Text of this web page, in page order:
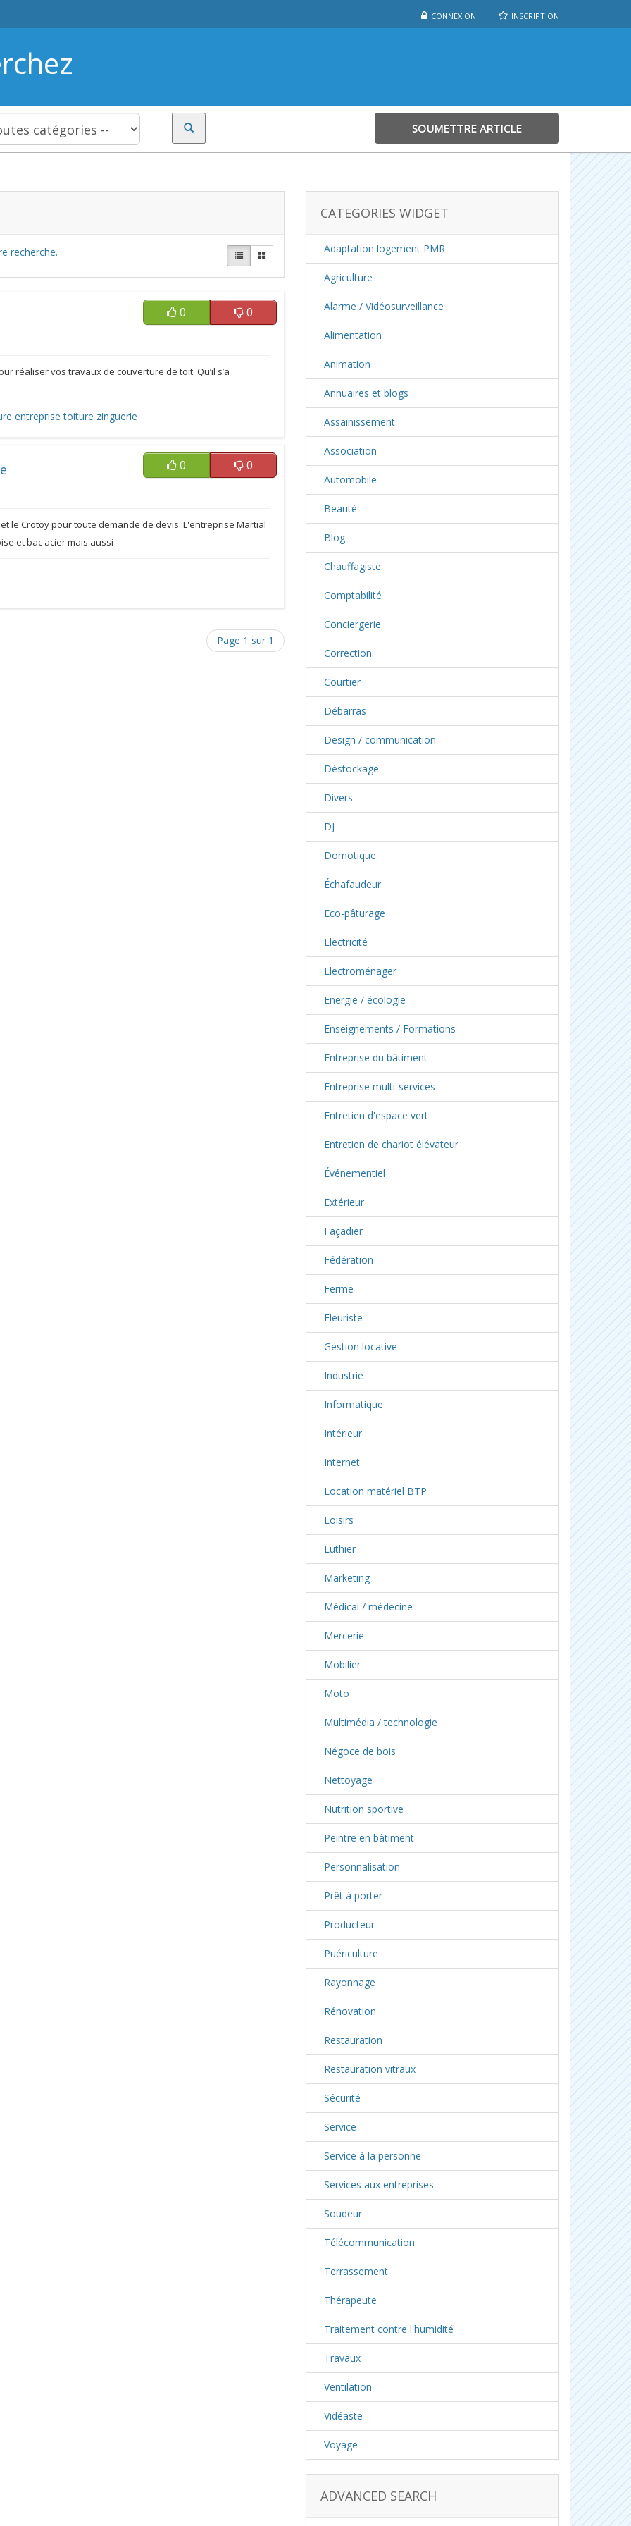
CONNEXION INSCRIPTION
SOUMETTRE ARTICLE
recherche.
0 0
réaliser vos travaux de couverture de toit. Qu’il s’a
entreprise toiture zinguerie
0 0
le Crotoy pour toute demande de devis. L'entreprise Martial
et bac acier mais aussi
Page 1 sur 1
CATEGORIES WIDGET
Adaptation logement PMR
Agriculture
Alarme / Vidéosurveillance
Alimentation
Animation
Annuaires et blogs
Assainissement
Association
Automobile
Beauté
Blog
Chauffagiste
Comptabilité
Conciergerie
Correction
Courtier
Débarras
Design / communication
Déstockage
Divers
DJ
Domotique
Échafaudeur
Eco-pâturage
Electricité
Electroménager
Energie / écologie
Enseignements / Formations
Entreprise du bâtiment
Entreprise multi-services
Entretien d'espace vert
Entretien de chariot élévateur
Événementiel
Extérieur
Façadier
Fédération
Ferme
Fleuriste
Gestion locative
Industrie
Informatique
Intérieur
Internet
Location matériel BTP
Loisirs
Luthier
Marketing
Médical / médecine
Mercerie
Mobilier
Moto
Multimédia / technologie
Négoce de bois
Nettoyage
Nutrition sportive
Peintre en bâtiment
Personnalisation
Prêt à porter
Producteur
Puériculture
Rayonnage
Rénovation
Restauration
Restauration vitraux
Sécurité
Service
Service à la personne
Services aux entreprises
Soudeur
Télécommunication
Terrassement
Thérapeute
Traitement contre l'humidité
Travaux
Ventilation
Vidéaste
Voyage
ADVANCED SEARCH